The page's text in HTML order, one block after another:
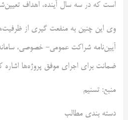
است که در سه سال آینده، اهداف
آیین‌نامه شراکت عمومی- خصوصی،
ضمانت برای اجرای موفق پروژه‌ها اشاره
منبع: تسنیم
دسته بندی مطالب